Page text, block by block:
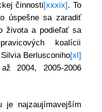
činnosti[xxxix]. To
úspešne sa zaradiť
života a podieľať sa
koalícii
Berlusconiho[xl]
2004, 2005-2006
je najzaujímavejším